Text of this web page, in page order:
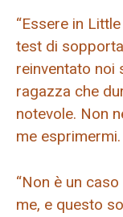
“Essere in
test di
reinventato noi
ragazza che
notevole. Non
me esprimermi.
“Non è un
me, e questo